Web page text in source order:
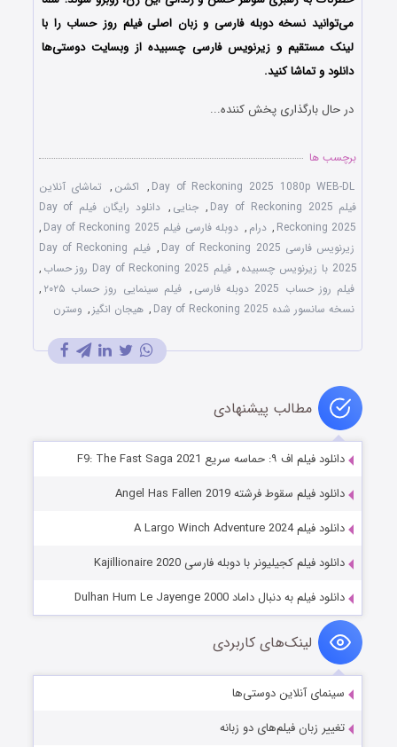
می‌توانید نسخه دوبله فارسی و زبان اصلی فیلم روز حساب را با
‌لینک مستقیم و زیرنویس فارسی چسبیده از وبسایت دوستی‌ها
دانلود و تماشا کنید.
در حال بارگذاری پخش کننده...
برچسب ها
Day of Reckoning 2025 1080p WEB-DL
, اکشن , تماشای آنلاین
فیلم Day of Reckoning 2025
, جنایی ,
دانلود رایگان فیلم Day of
Reckoning 2025
, درام , دوبله فارسی فیلم Day of Reckoning 2025
,
زیرنویس فارسی Day of Reckoning 2025
,
فیلم Day of Reckoning
2025 با زیرنویس چسبیده
, فیلم Day of Reckoning 2025 روز حساب
,
فیلم روز حساب 2025 دوبله فارسی
, فیلم سینمایی روز حساب ۲۰۲۵
,
نسخه سانسور شده Day of Reckoning 2025
, هیجان انگیز , وسترن
مطالب پیشنهادی
دانلود فیلم اف ۹: حماسه سریع F9: The Fast Saga 2021
دانلود فیلم سقوط فرشته Angel Has Fallen 2019
دانلود فیلم A Largo Winch Adventure 2024
دانلود فیلم کجیلیونر با دوبله فارسی Kajillionaire 2020
دانلود فیلم به دنبال داماد Dulhan Hum Le Jayenge 2000
لینک‌های کاربردی
سینمای آنلاین دوستی‌ها
تغییر زبان فیلم‌های دو زبانه